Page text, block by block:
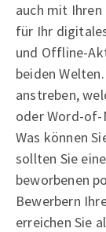
auch mit
für Ihr
und Offline-
beiden
anstreben,
oder Word-
Was können
sollten Sie
beworbenen
Bewerbern
erreichen Sie